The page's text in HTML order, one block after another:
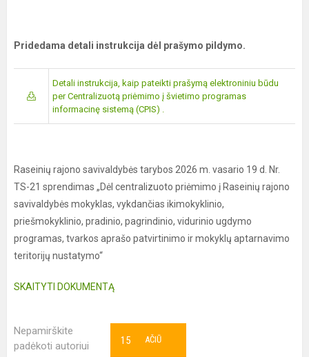
Pridedama detali instrukcija dėl prašymo pildymo.
Detali instrukcija, kaip pateikti prašymą elektroniniu būdu
per Centralizuotą priėmimo į švietimo programas
informacinę sistemą (CPIS) .
Raseinių rajono savivaldybės tarybos 2026 m. vasario 19 d. Nr.
TS-21 sprendimas „Dėl centralizuoto priėmimo į Raseinių rajono
savivaldybės mokyklas, vykdančias ikimokyklinio,
priešmokyklinio, pradinio, pagrindinio, vidurinio ugdymo
programas, tvarkos aprašo patvirtinimo ir mokyklų aptarnavimo
teritorijų nustatymo“
SKAITYTI DOKUMENTĄ
Nepamirškite
padėkoti autoriui
AČIŪ
15